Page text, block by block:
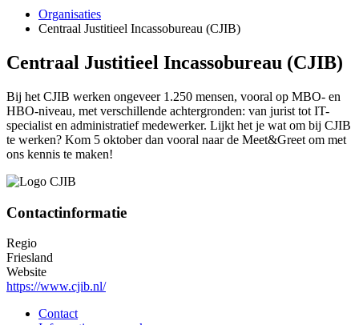
Organisaties
Centraal Justitieel Incassobureau (CJIB)
Centraal Justitieel Incassobureau (CJIB)
Bij het CJIB werken ongeveer 1.250 mensen, vooral op MBO- en
HBO-niveau, met verschillende achtergronden: van jurist tot IT-
specialist en administratief medewerker. Lijkt het je wat om bij CJIB
te werken? Kom 5 oktober dan vooral naar de Meet&Greet om met
ons kennis te maken!
Contactinformatie
Regio
Friesland
Website
https://www.cjib.nl/
Contact